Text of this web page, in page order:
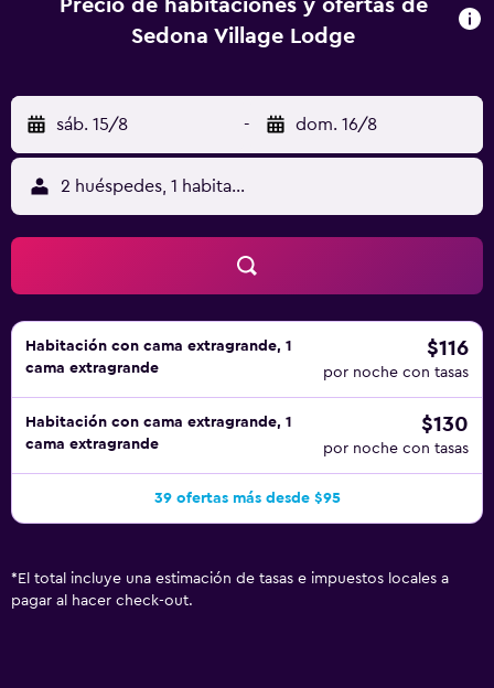
petición y es posible solicitar tabla de planchar con
instalaciones o cerca del alojamiento (es posible que se
aplique un recargo).
Precio de habitaciones y ofertas de
Sedona Village Lodge
sáb. 15/8 - dom. 16/8
2 huéspedes, 1 habitación
Habitación con cama extragrande, 1
cama extragrande
$116
por noche con tasas
Habitación con cama extragrande, 1
cama extragrande
$130
por noche con tasas
39 ofertas más desde $95
* El total incluye una estimación de tasas e impuestos locales a
pagar al hacer check-out.